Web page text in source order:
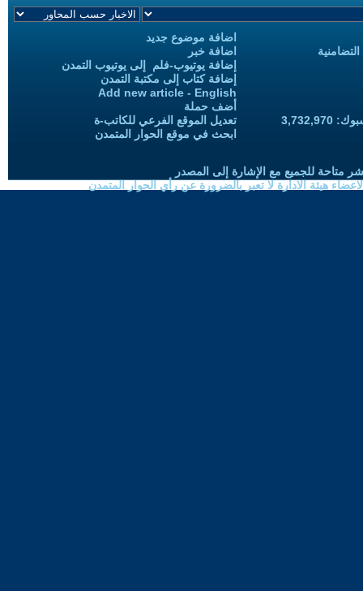
اضافة موضوع جديد
اضافة خبر
إضافة يوتيوب-فلم إلى يوتيوب التمدن
إضافة كتاب إلى مكتبة التمدن
Add new article - English
أضف حملة
تعديل الموقع الفرعي للكاتب-ة
ابحث في موقع الحوار المتمدن
متاحة للجميع مع الإشارة إلى المصدر
هيئة الادارة لا تعبر بالضرورة عن رأي الحوار المتمدن